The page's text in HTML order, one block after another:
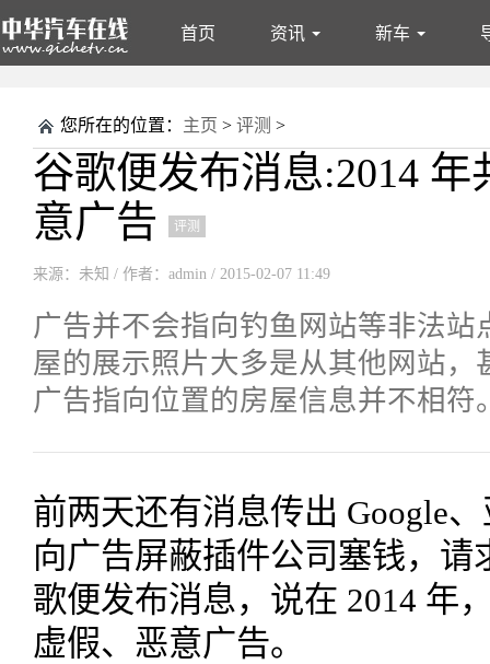
首页 资讯 新车
您所在的位置： 主页 > 评测 >
谷歌便发布消息:2014
意广告
评测
来源：未知 / 作者：admin / 2015-02-07 11:49
广告并不会指向钓鱼网站等非法
屋的展示照片大多是从其他网站
广告指向位置的房屋信息并不相符
前两天还有消息传出 Google
向广告屏蔽插件公司塞钱，
歌便发布消息，说在 2014 年
虚假、恶意广告。